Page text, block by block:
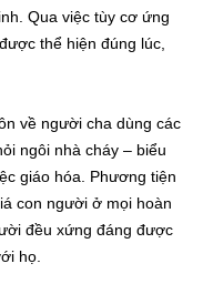
Qua việc tùy cơ ứng
thể hiện đúng lúc,
về người cha dùng các
ngôi nhà cháy – biểu
giáo hóa. Phương tiện
con người ở mọi hoàn
đều xứng đáng được
họ.